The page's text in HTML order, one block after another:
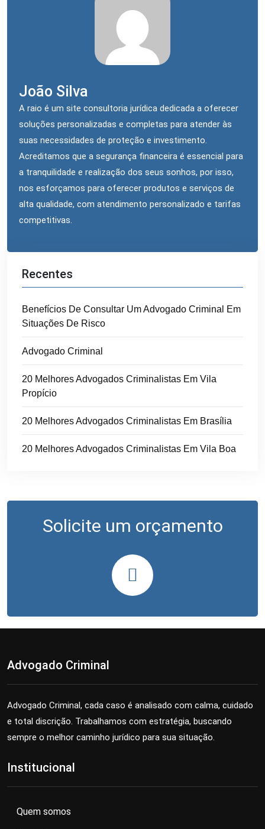
João Silva
A raio é um site consultoria jurídica dedicada a oferecer
soluções personalizadas e completas para atender às
suas necessidades de proteção e investimento.
Acreditamos que a segurança financeira é essencial para
a tranquilidade e realização dos seus sonhos, por isso,
nos esforçamos para oferecer produtos e serviços de
alta qualidade, com atendimento personalizado e tarifas
competitivas.
Recentes
Benefícios De Consultar Um Advogado Criminal Em
Situações De Risco
Advogado Criminal
20 Melhores Advogados Criminalistas Em Vila
Propício
20 Melhores Advogados Criminalistas Em Brasília
20 Melhores Advogados Criminalistas Em Vila Boa
Solicite um orçamento
Advogado Criminal
Advogado Criminal, cada caso é analisado com calma, cuidado
e total discrição. Trabalhamos com estratégia, buscando
sempre o melhor caminho jurídico para sua situação.
Institucional
Quem somos